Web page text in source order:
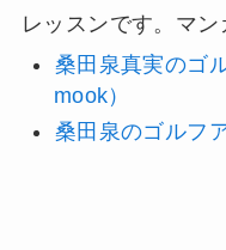
レッスンです。マン
桑田泉真実のゴ
mook）
桑田泉のゴルフ